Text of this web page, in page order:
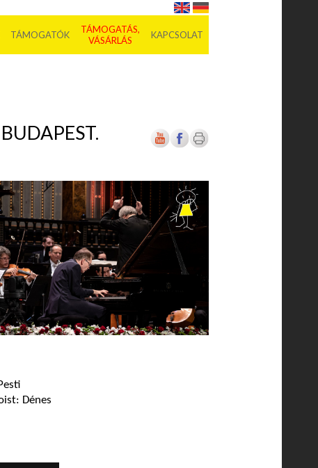
TÁMOGATÓK
TÁMOGATÁS,
VÁSÁRLÁS
KAPCSOLAT
Dénes